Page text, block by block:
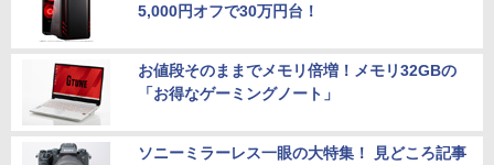
5,000円オフで30万円台！
お値段そのままでメモリ倍増！メモリ32GBの
「お得なゲーミングノート」
ソニーミラーレス一眼の大特集！ 見どころ記事